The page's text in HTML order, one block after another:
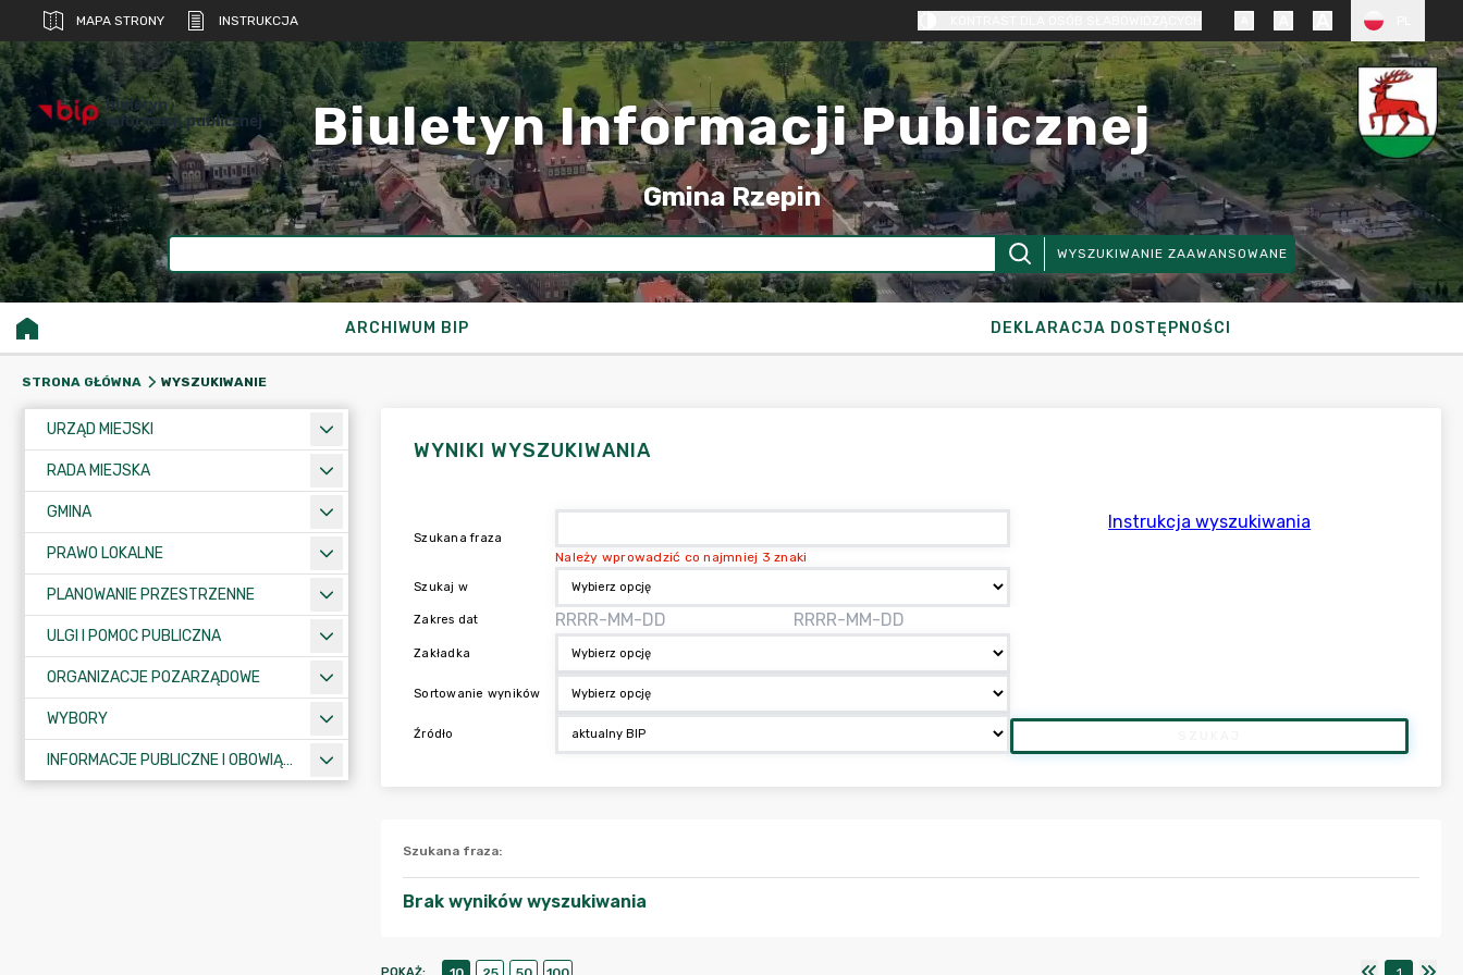
MAPA STRONY INSTRUKCJA
biuletyn
informacji publicznej Biuletyn Informacji Publicznej
Gmina Rzepin
WYSZUKIWANIE ZAAWANSOWANE
ARCHIWUM BIP DEKLARACJA DOSTĘPNOŚCI
STRONA GŁÓWNA WYSZUKIWANIE
URZĄD MIEJSKI
RADA MIEJSKA
GMINA
PRAWO LOKALNE
PLANOWANIE PRZESTRZENNE
ULGI I POMOC PUBLICZNA
ORGANIZACJE POZARZĄDOWE
WYBORY
INFORMACJE PUBLICZNE I OBOWIĄZKOWE
WYNIKI WYSZUKIWANIA
Szukana fraza
Należy wprowadzić co najmniej 3 znaki
Szukaj w
Zakres dat
Zakładka
Sortowanie wyników
Źródło
Instrukcja wyszukiwania
Szukana fraza:
Brak wyników wyszukiwania
POKAŻ: